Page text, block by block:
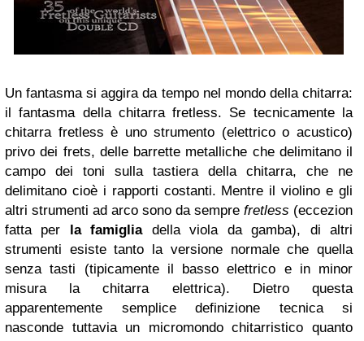
Un fantasma si aggira da tempo nel mondo della chitarra:
il fantasma della chitarra fretless. Se tecnicamente la
chitarra fretless è uno strumento (elettrico o acustico)
privo dei frets, delle barrette metalliche che delimitano il
campo dei toni sulla tastiera della chitarra, che ne
delimitano cioè i rapporti costanti. Mentre il violino e gli
altri strumenti ad arco sono da sempre fretless (eccezion
fatta per la famigliadella viola da gamba), di altri
strumenti esiste tanto la versione normale che quella
senza tasti (tipicamente il basso elettrico e in minor
misura la chitarra elettrica). Dietro questa
apparentemente semplice definizione tecnica si
nasconde tuttavia un micromondo chitarristico quanto